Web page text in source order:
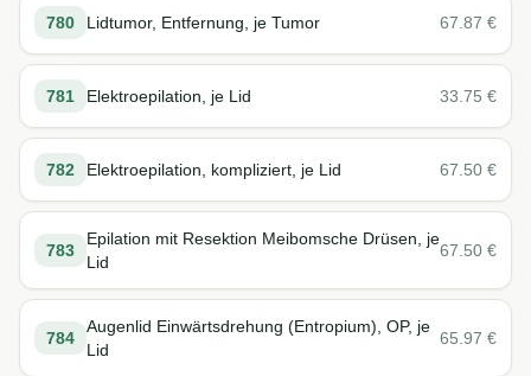
780 Lidtumor, Entfernung, je Tumor 67.87 €
781 Elektroepilation, je Lid 33.75 €
782 Elektroepilation, kompliziert, je Lid 67.50 €
783
Epilation mit Resektion Meibomsche Drüsen, je
Lid
67.50 €
784
Augenlid Einwärtsdrehung (Entropium), OP, je
Lid
65.97 €